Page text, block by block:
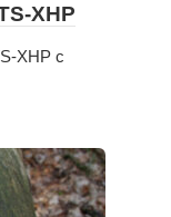
XHP
XHP с